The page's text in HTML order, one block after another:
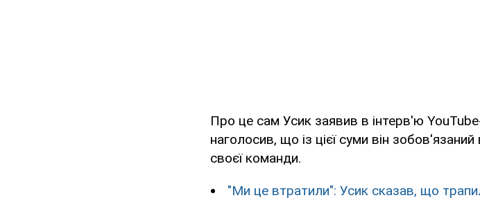
Про це сам Усик заявив в інтерв'ю
наголосив, що із цієї суми він
своєї команди.
"Ми це втратили": Усик сказав, що